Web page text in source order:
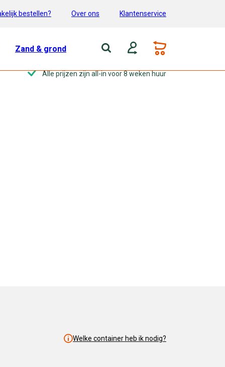
bestellen? Over ons Klantenservice
Zand & grond
Alle prijzen zijn all-in voor 8 weken huur
Welke container heb ik nodig?